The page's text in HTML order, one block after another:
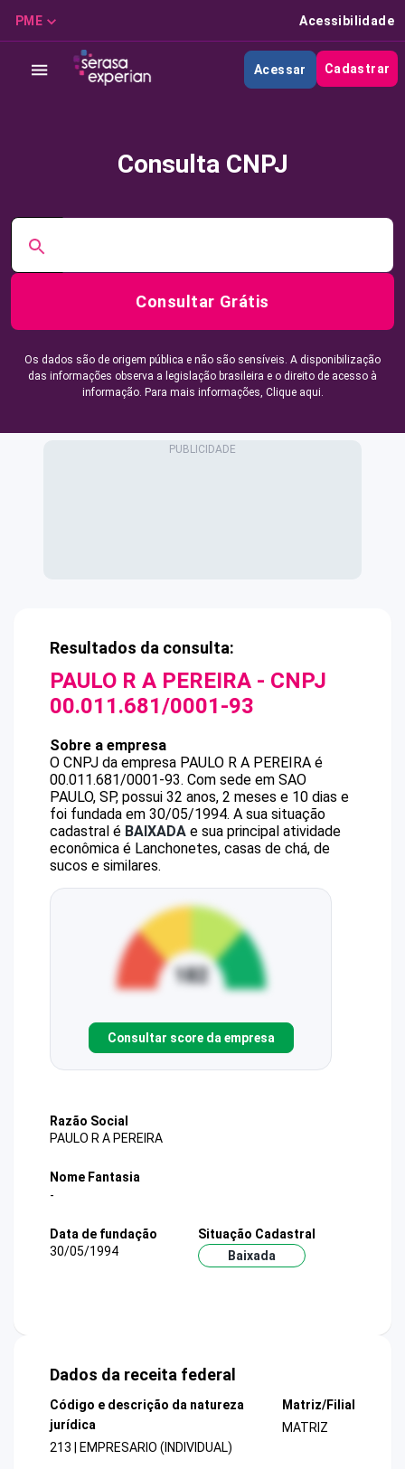
PME Acessibilidade
Acessar Cadastrar
Consulta CNPJ
Consultar Grátis
Os dados são de origem pública e não são sensíveis. A disponibilização
das informações observa a legislação brasileira e o direito de acesso à
informação. Para mais informações, Clique aqui.
Resultados da consulta:
PAULO R A PEREIRA - CNPJ
00.011.681/0001-93
Sobre a empresa
O CNPJ da empresa PAULO R A PEREIRA é
00.011.681/0001-93. Com sede em SAO
PAULO, SP, possui 32 anos, 2 meses e 10 dias e
foi fundada em 30/05/1994. A sua situação
cadastral é BAIXADA e sua principal atividade
econômica é Lanchonetes, casas de chá, de
sucos e similares.
Consultar score da empresa
Razão Social
PAULO R A PEREIRA
Nome Fantasia
-
Data de fundação
30/05/1994
Situação Cadastral
Baixada
Dados da receita federal
Código e descrição da natureza
jurídica
213 | EMPRESARIO (INDIVIDUAL)
Matriz/Filial
MATRIZ